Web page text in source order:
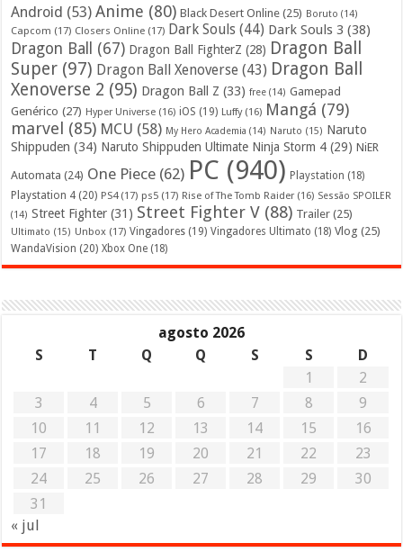
Android (53) Anime (80) Black Desert Online (25) Boruto (14)
Capcom (17) Closers Online (17) Dark Souls (44) Dark Souls 3 (38)
Dragon Ball (67) Dragon Ball FighterZ (28) Dragon Ball
Super (97) Dragon Ball Xenoverse (43) Dragon Ball
Xenoverse 2 (95) Dragon Ball Z (33) free (14) Gamepad
Genérico (27) Hyper Universe (16) iOS (19) Luffy(16) Mangá (79)
marvel (85) MCU (58) My Hero Academia (14) Naruto (15) Naruto
Shippuden (34) Naruto Shippuden Ultimate Ninja Storm 4 (29) NiER
Automata (24) One Piece (62) PC (940) Playstation (18)
Playstation 4 (20) PS4(17) ps5 (17) Rise of The Tomb Raider (16) Sessão SPOILER
(14) Street Fighter (31) Street Fighter V (88) Trailer (25)
Ultimato (15) Unbox (17) Vingadores (19) Vingadores Ultimato (18) Vlog (25)
WandaVision (20) Xbox One (18)
agosto 2026
S
T Q Q S S
D
1
2
3
4 5 6 7 8
9
10
11 12 13 14 15
16
17
18 19 20 21 22
23
24
25 26 27 28 29
30
31
« jul